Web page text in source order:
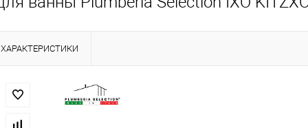
ХАРАКТЕРИСТИКИ